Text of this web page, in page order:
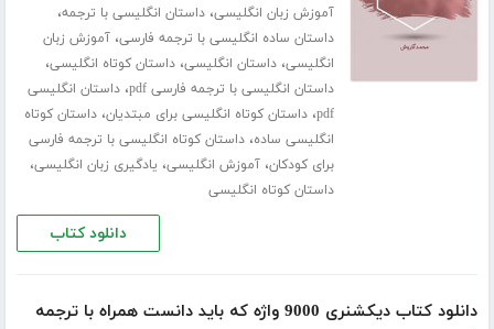
آموزش زبان انگلیسی،داستان انگلیسی با ترجمه،
داستان ساده انگلیسی با ترجمه فارسی،آموزش زبان
انگلیسی،داستان انگلیسی،داستان کوتاه انگلیسی،
داستان انگلیسی با ترجمه فارسی pdf ،داستان انگلیسی
pdf،داستان کوتاه انگلیسی برای مبتدیان،داستان کوتاه
انگلیسی ساده،داستان کوتاه انگلیسی با ترجمه فارسی
برای کودکان،آموزش انگلیسی، یادگیری زبان انگلیسی،
داستان کوتاه انگلیسی
دانلود کتاب
دانلود کتاب دیکشنری 9000 واژه که باید دانست همراه با ترجمه